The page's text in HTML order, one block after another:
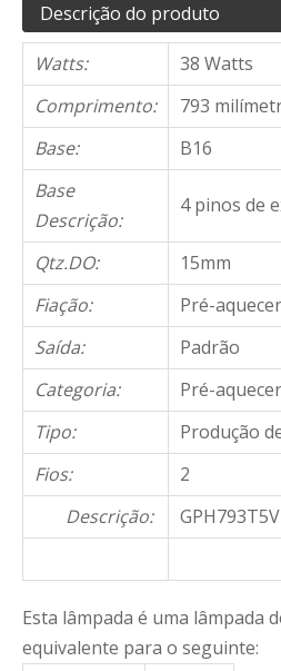
Descrição do produto
Watts:
38 Watts
Comprimento:
793
Base:
B16
Base
Descrição:
4 pinos de
Qtz.DO:
15mm
Fiação:
Pré-aquecer
Saída:
Padrão
Categoria:
Pré-aquecer
Tipo:
Produção
Fios:
2
Descrição:
Esta lâmpada é uma lâmpada
equivalente para o seguinte: